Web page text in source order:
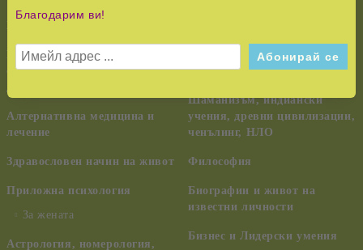
КУРС НА ЧУДЕСАТА
Езотерика,
самоусъвършенстване,
духовно развитие
Алтернативна медицина и
лечение
Здравословен начин на живот
Приложна психология
За жената
Астрология, номерология,
възпитание
Тайни и загадки
Шаманизъм, индиански
учения, древни цивилизации,
ченълинг, НЛО
Философия
Биографии и живот на
известни личности
Бизнес и Лидерски умения
Благодарим ви!